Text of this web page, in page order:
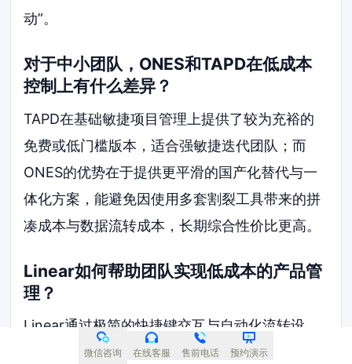
动”。
对于中小团队，ONES和TAPD在低成本
控制上有什么差异？
TAPD在基础敏捷项目管理上提供了较为充裕的
免费或低门槛版本，适合强敏捷迭代团队；而
ONES的优势在于提供更平滑的国产化替代与一
体化方案，能避免因使用多套割裂工具带来的拼
凑成本与数据流转成本，长期综合性价比更高。
Linear如何帮助团队实现低成本的产品管
理？
Linear通过极简的快捷键交互与自动化流转设
计，大幅降低了产品经理与工程师在日常任务更
微信咨询 在线客服 售前电话 预约演示